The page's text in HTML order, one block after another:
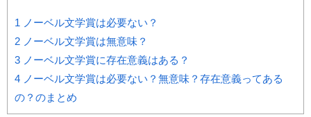
1 ノーベル文学賞は必要ない？
2 ノーベル文学賞は無意味？
3 ノーベル文学賞に存在意義はある？
4 ノーベル文学賞は必要ない？無意味？存在意義ってある
の？のまとめ